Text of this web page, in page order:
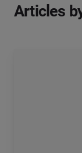
Articles